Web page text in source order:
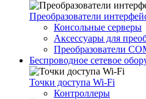
Преобразователи
Консольные серверы
Аксессуары для
Преобразователи
Беспроводное сетевое
Точки доступа Wi-Fi
Контроллеры